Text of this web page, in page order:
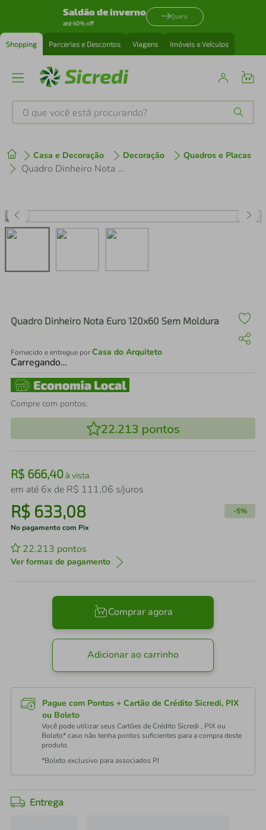
Saldão de inverno
até 40% off
Quero
Shopping Parcerias e Descontos Viagens Imóveis e Veículos
O que você está procurando?
Casa e Decoração Decoração Quadros e Placas
Quadro Dinheiro Nota Euro 120x60 Sem Moldura
Quadro Dinheiro Nota Euro 120x60 Sem Moldura
Fornecido e entregue porCasa do Arquiteto
Carregando…
Compre com pontos:
22.213 pontos
R$ 666,40à vista
em até 6x de R$ 111,06 s/juros
R$ 633,08 -5%
No pagamento com Pix
22.213 pontos
Ver formas de pagamento
Comprar agora
Adicionar ao carrinho
Pague com Pontos + Cartão de Crédito Sicredi, PIX
ou Boleto
Você pode utilizar seus Cartões de Crédito Sicredi , PIX ou
Boleto* caso não tenha pontos suficientes para a compra deste
produto.
*Boleto exclusivo para associados PJ
Entrega
1º tenis
perfume